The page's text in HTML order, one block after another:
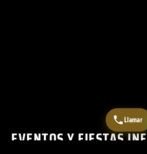
EVENTOS Y FIESTAS
Llamar